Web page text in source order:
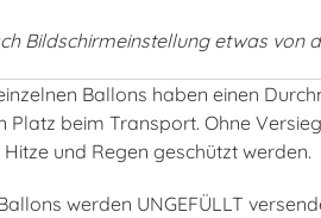
Bildschirmeinstellung etwas von
Ballons haben einen
Platz beim Transport. Ohne
und Regen geschützt werden.
werden UNGEFÜLLT